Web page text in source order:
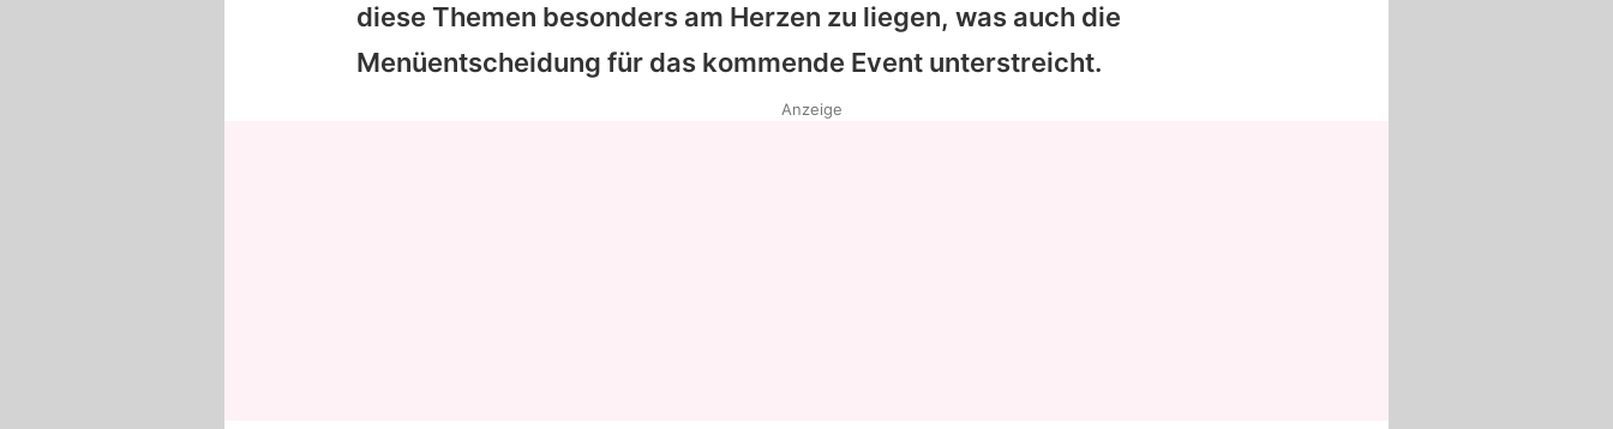
diese Themen besonders am Herzen zu liegen, was auch die
Menüentscheidung für das kommende Event unterstreicht.
Anzeige